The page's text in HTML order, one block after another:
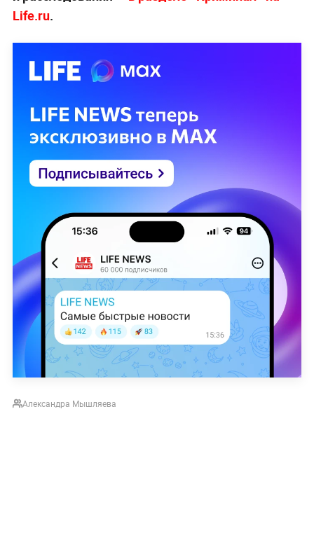
Life.ru.
Александра Мышляева